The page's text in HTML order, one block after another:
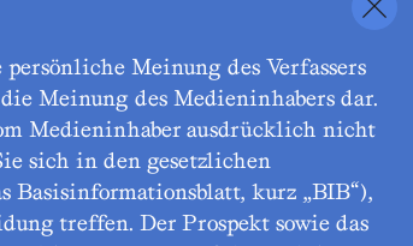
Meinung des Verfassers
Meinung des Medieninhabers dar.
Medieninhaber ausdrücklich nicht
sich in den gesetzlichen
Basisinformationsblatt, kurz „BIB“),
treffen. Der Prospekt sowie das